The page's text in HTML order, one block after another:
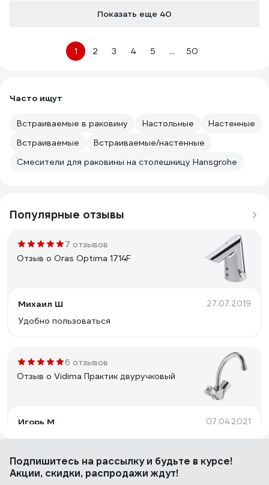
Показать еще 40
1 2 3 4 5 ... 50
Часто ищут
Встраиваемые в раковину Настольные
Настенные
Встраиваемые
Встраиваемые/настенные
Смесители для раковины на столешницу Hansgrohe
Популярные отзывы
7 отзывов
Отзыв о Oras Optima 1714F
Михаил Ш 27.07.2019
Удобно пользоваться
6 отзывов
Отзыв о Vidima Практик двуручковый
Игорь М. 07.04.2021
Качество
2 отзыва
Подпишитесь на рассылкуи будьте в курсе!
Акции, скидки, распродажи ждут!